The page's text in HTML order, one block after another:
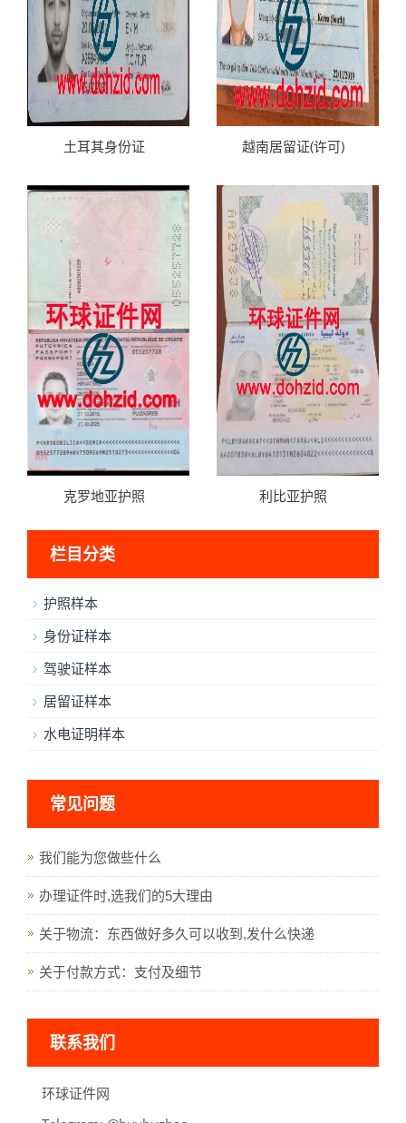
土耳其身份证 越南居留证(许可)
克罗地亚护照 利比亚护照
栏目分类
护照样本
身份证样本
驾驶证样本
居留证样本
水电证明样本
常见问题
我们能为您做些什么
办理证件时,选我们的5大理由
关于物流：东西做好多久可以收到,发什么快递
关于付款方式：支付及细节
联系我们
环球证件网